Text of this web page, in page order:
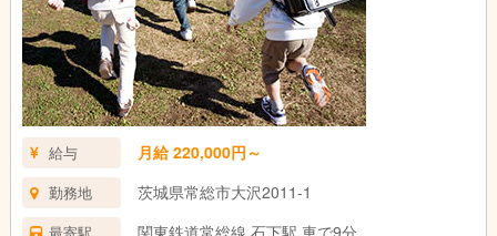
給与 月給 220,000円～
勤務地 茨城県常総市大沢2011-1
関東鉄道常総線 石下駅 車で9分